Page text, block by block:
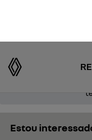
Estou